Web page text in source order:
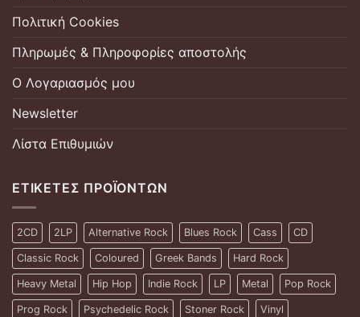
Πολιτική Cookies
Πληρωμές & Πληροφορίες αποστολής
Ο Λογαριασμός μου
Newsletter
Λίστα Επιθυμιών
ΕΤΙΚΈΤΕΣ ΠΡΟΪΌΝΤΩΝ
2CD 2LP Alternative Rock Blues Rock Cass CD
Classic Rock Coloured Greek Bands Hard Rock
Heavy Metal Hip Hop Indie Rock LP Metal Pop Rock
Prog Rock Psychedelic Rock Stoner Rock Vinyl